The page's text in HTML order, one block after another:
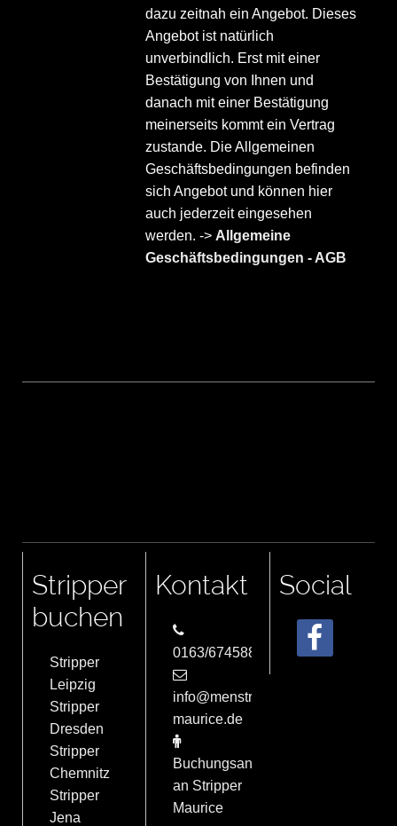
dazu zeitnah ein Angebot. Dieses
Angebot ist natürlich
unverbindlich. Erst mit einer
Bestätigung von Ihnen und
danach mit einer Bestätigung
meinerseits kommt ein Vertrag
zustande. Die Allgemeinen
Geschäftsbedingungen befinden
sich Angebot und können hier
auch jederzeit eingesehen
werden. ->Allgemeine
Geschäftsbedingungen - AGB
Stripper
buchen
Stripper
Leipzig
Stripper
Dresden
Stripper
Chemnitz
Stripper
Jena
Kontakt
0163/6745884
info@menstrip-
maurice.de
Buchungsanfrage
an Stripper
Maurice
Social